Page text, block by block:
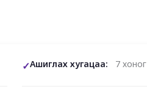
Ашиглах хугацаа: 7 хоног